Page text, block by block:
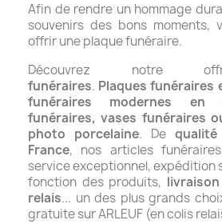
Afin de rendre un hommage
souvenirs des bons moments,
offrir une plaque funéraire.
Découvrez notre
funéraires. Plaques funéraires
funéraires modernes en
funéraires, vases funéraires
photo porcelaine. De
France, nos articles
service exceptionnel, expédition
fonction des produits,
relais... un des plus grands
gratuite sur ARLEUF (en colis